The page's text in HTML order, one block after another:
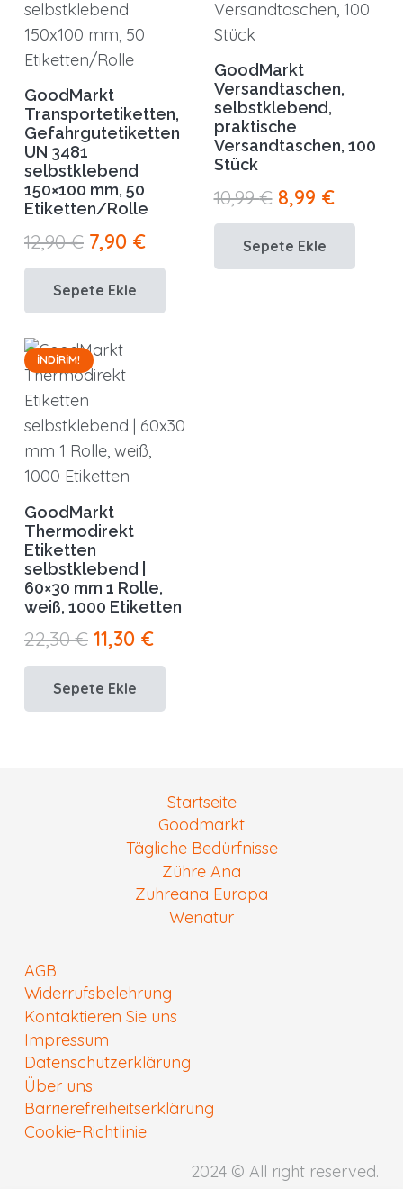
GoodMarkt
Transportetiketten,
Gefahrgutetiketten
UN 3481
selbstklebend
150×100 mm, 50
Etiketten/Rolle
12,90€ Orijinal
fiyat:
12,90 €.
7,90 €Şu
andaki
7,90 €.
Sepete Ekle
GoodMarkt
Versandtaschen,
selbstklebend,
praktische
Versandtaschen, 100
Stück
10,99€ Orijinal
fiyat:
10,99 €.
8,99 €Şu
andaki
8,99 €.
Sepete Ekle
İNDIRIM!
GoodMarkt
Thermodirekt
Etiketten
selbstklebend |
60×30 mm 1 Rolle,
weiß, 1000 Etiketten
22,30€ Orijinal
fiyat:
22,30 €.
11,30 €Şu
andaki
11,30 €.
Sepete Ekle
Startseite
Goodmarkt
Tägliche Bedürfnisse
Zühre Ana
Zuhreana Europa
Wenatur
AGB
Widerrufsbelehrung
Kontaktieren Sie uns
Impressum
Datenschutzerklärung
Über uns
Barrierefreiheitserklärung
Cookie-Richtlinie
2024 © All right reserved.